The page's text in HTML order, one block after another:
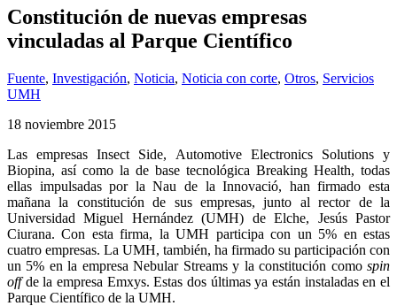
Constitución de nuevas empresas
vinculadas al Parque Científico
Fuente, Investigación, Noticia, Noticia con corte, Otros, Servicios
UMH
18 noviembre 2015
Las empresas Insect Side, Automotive Electronics Solutions y
Biopina, así como la de base tecnológica Breaking Health, todas
ellas impulsadas por la Nau de la Innovació, han firmado esta
mañana la constitución de sus empresas, junto al rector de la
Universidad Miguel Hernández (UMH) de Elche, Jesús Pastor
Ciurana. Con esta firma, la UMH participa con un 5% en estas
cuatro empresas. La UMH, también, ha firmado su participación con
un 5% en la empresa Nebular Streams y la constitución como spin
offde la empresa Emxys. Estas dos últimas ya están instaladas en el
Parque Científico de la UMH.